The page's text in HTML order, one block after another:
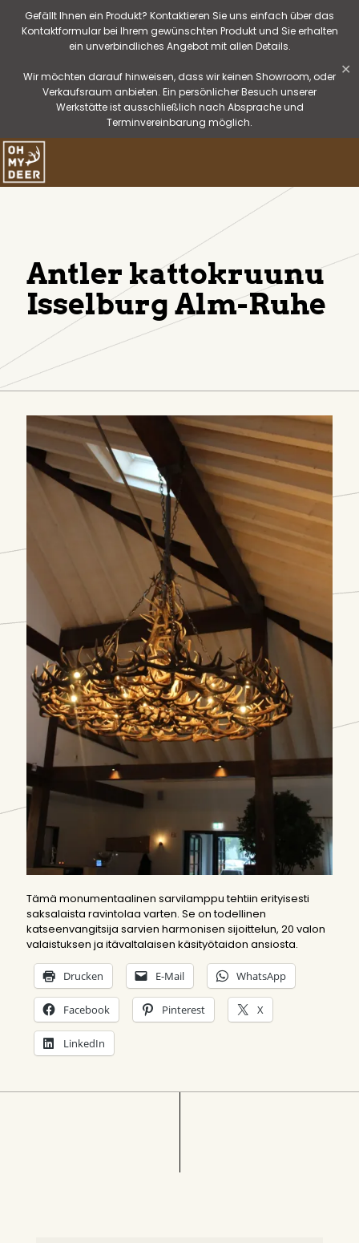
Gefällt Ihnen ein Produkt? Kontaktieren Sie uns einfach über das
Kontaktformular bei Ihrem gewünschten Produkt und Sie erhalten
ein unverbindliches Angebot mit allen Details.
Wir möchten darauf hinweisen, dass wir keinen Showroom, oder
Verkaufsraum anbieten. Ein persönlicher Besuch unserer
Werkstätte ist ausschließlich nach Absprache und
Terminvereinbarung möglich.
✕
Antler kattokruunu
Isselburg Alm-Ruhe
Tämä monumentaalinen sarvilamppu tehtiin erityisesti
saksalaista ravintolaa varten. Se on todellinen
katseenvangitsija sarvien harmonisen sijoittelun, 20 valon
valaistuksen ja itävaltalaisen käsityötaidon ansiosta.
Drucken E-Mail WhatsApp
Facebook Pinterest X
LinkedIn